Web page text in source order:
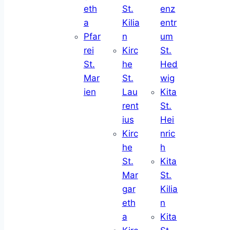
eth
a
Pfar
rei
St.
Mar
ien
St.
Kilia
n
Kirc
he
St.
Lau
rent
ius
Kirc
he
St.
Mar
gar
eth
a
enz
entr
um
St.
Hed
wig
Kita
St.
Hei
nric
h
Kita
St.
Kilia
n
Kita